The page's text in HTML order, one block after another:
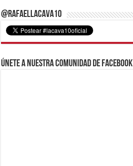
@RafaelLacava10
Únete a nuestra comunidad de Facebook